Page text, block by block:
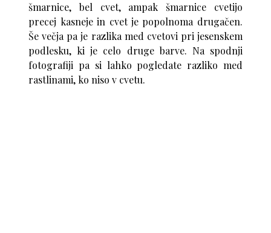
šmarnice, bel cvet, ampak šmarnice cvetijo
precej kasneje in cvet je popolnoma drugačen.
Še večja pa je razlika med cvetovi pri jesenskem
podlesku, ki je celo druge barve. Na spodnji
fotografiji pa si lahko pogledate razliko med
rastlinami, ko niso v cvetu.